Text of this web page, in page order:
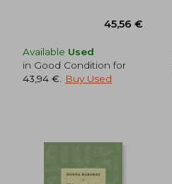
Available Used
in Good Condition for
43,94 €
Buy Used